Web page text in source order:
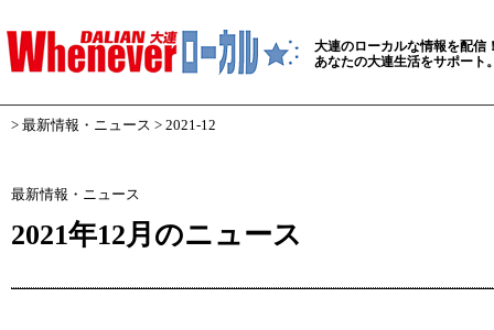
大連のローカルな情報を配信
あなたの大連生活をサポート
> 最新情報・ニュース > 2021-12
最新情報・ニュース
2021年12月のニュース